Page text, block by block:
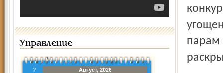
Управление
?
Август, 2026
парам